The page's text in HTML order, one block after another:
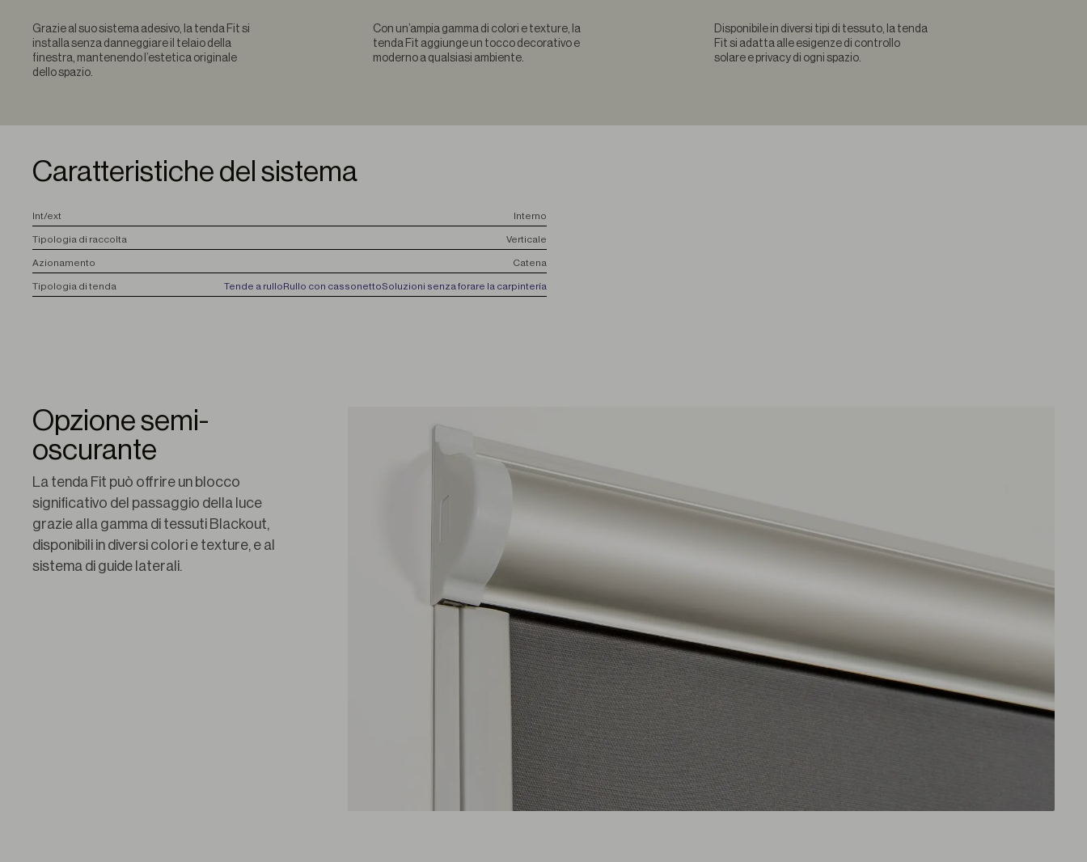
Grazie al suo sistema adesivo, la tenda Fit si
installa senza danneggiare il telaio della
finestra, mantenendo l’estetica originale
dello spazio.
Con un’ampia gamma di colori e texture, la
tenda Fit aggiunge un tocco decorativo e
moderno a qualsiasi ambiente.
Disponibile in diversi tipi di tessuto, la tenda
Fit si adatta alle esigenze di controllo
solare e privacy di ogni spazio.
Caratteristiche del sistema
Int/ext Interno
Tipologia di raccolta Verticale
Azionamento Catena
Tipologia di tenda Tende a rulloRullo con cassonettoSoluzioni senza forare la carpintería
Opzione semi-
oscurante
La tenda Fit può offrire un blocco
significativo del passaggio della luce
grazie alla gamma di tessuti Blackout,
disponibili in diversi colori e texture, e al
sistema di guide laterali.